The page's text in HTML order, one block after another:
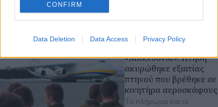
CONFIRM
Data Deletion Data Access Privacy Policy
Διαβάστε περισσότερα
πριν 36 λεπτά
«Μακεδονία»: Πτήση
ακυρώθηκε εξαιτίας
πτηνού που βρέθηκε σε
κινητήρα αεροσκάφους
Το πλήρωμα και οι